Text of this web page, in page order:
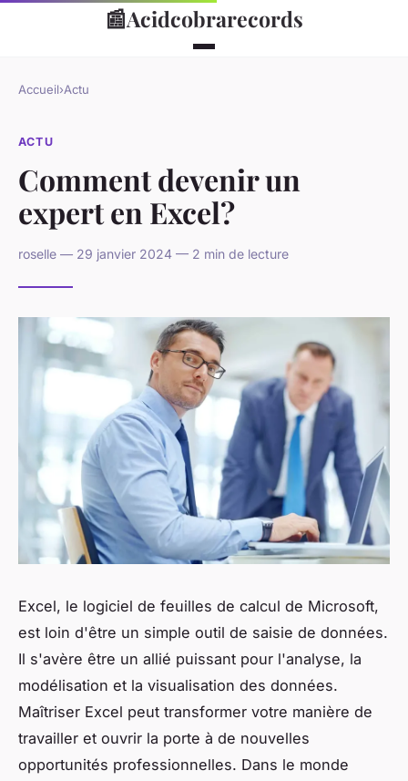
📰Acidcobrarecords
Accueil›Actu
ACTU
Comment devenir un
expert en Excel?
roselle — 29 janvier 2024 — 2 min de lecture
Excel, le logiciel de feuilles de calcul de Microsoft,
est loin d'être un simple outil de saisie de données.
Il s'avère être un allié puissant pour l'analyse, la
modélisation et la visualisation des données.
Maîtriser Excel peut transformer votre manière de
travailler et ouvrir la porte à de nouvelles
opportunités professionnelles. Dans le monde